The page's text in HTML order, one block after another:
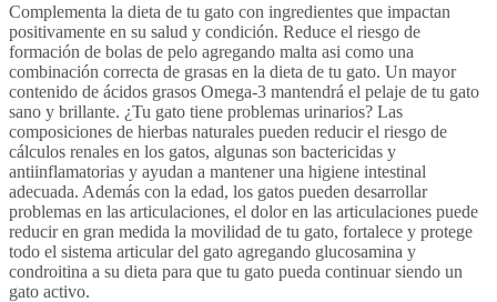
Complementa la dieta de tu gato con ingredientes que impactan
positivamente en su salud y condición. Reduce el riesgo de
formación de bolas de pelo agregando malta asi como una
combinación correcta de grasas en la dieta de tu gato. Un mayor
contenido de ácidos grasos Omega-3 mantendrá el pelaje de tu gato
sano y brillante. ¿Tu gato tiene problemas urinarios? Las
composiciones de hierbas naturales pueden reducir el riesgo de
cálculos renales en los gatos, algunas son bactericidas y
antiinflamatorias y ayudan a mantener una higiene intestinal
adecuada. Además con la edad, los gatos pueden desarrollar
problemas en las articulaciones, el dolor en las articulaciones puede
reducir en gran medida la movilidad de tu gato, fortalece y protege
todo el sistema articular del gato agregando glucosamina y
condroitina a su dieta para que tu gato pueda continuar siendo un
gato activo.